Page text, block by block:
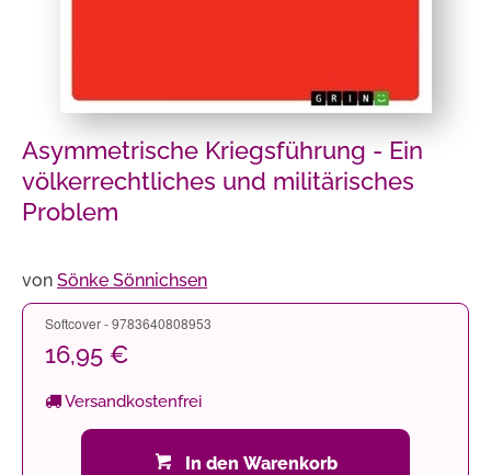
Asymmetrische Kriegsführung - Ein
völkerrechtliches und militärisches
Problem
von Sönke Sönnichsen
Softcover - 9783640808953
16,95 €
Versandkostenfrei
In den Warenkorb